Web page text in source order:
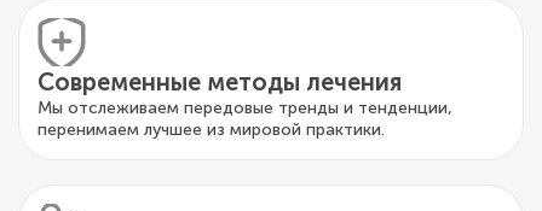
Современные методы лечения
Мы отслеживаем передовые тренды и тенденции,
перенимаем лучшее из мировой практики.